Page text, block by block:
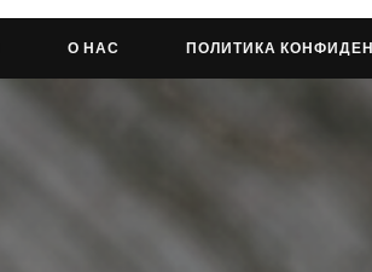
О НАС ПОЛИТИКА